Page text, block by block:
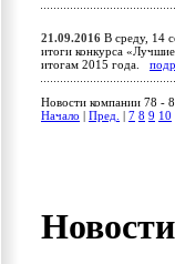
21.09.2016 В среду, 14
итоги конкурса
итогам 2015 года.
Новости компании 78 -
Начало
Пред. 7 8 9 10